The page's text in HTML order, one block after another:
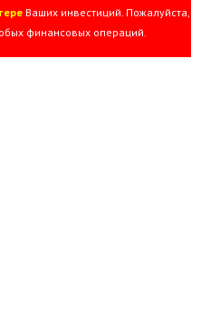
Ваших инвестиций. Пожалуйста,
финансовых операций.